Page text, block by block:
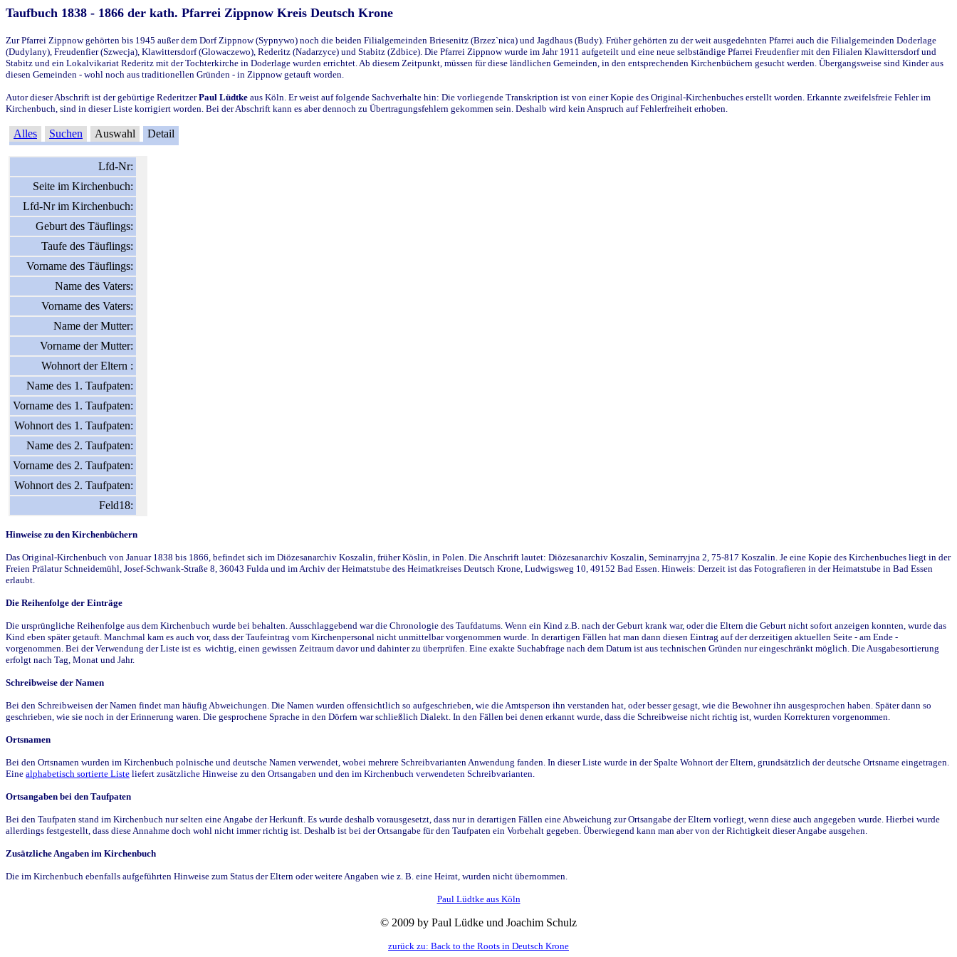
Taufbuch 1838 - 1866 der kath. Pfarrei Zippnow Kreis Deutsch Krone
Zur Pfarrei Zippnow gehörten bis 1945 außer dem Dorf Zippnow (Sypnywo) noch die beiden Filialgemeinden Briesenitz (Brzez`nica) und Jagdhaus (Budy). Früher gehörten zu der weit ausgedehnten Pfarrei auch die Filialgemeinden Doderlage
(Dudylany), Freudenfier (Szwecja), Klawittersdorf (Glowaczewo), Rederitz (Nadarzyce) und Stabitz (Zdbice). Die Pfarrei Zippnow wurde im Jahr 1911 aufgeteilt und eine neue selbständige Pfarrei Freudenfier mit den Filialen Klawittersdorf und
Stabitz und ein Lokalvikariat Rederitz mit der Tochterkirche in Doderlage wurden errichtet. Ab diesem Zeitpunkt, müssen für diese ländlichen Gemeinden, in den entsprechenden Kirchenbüchern gesucht werden. Übergangsweise sind Kinder aus
diesen Gemeinden - wohl noch aus traditionellen Gründen - in Zippnow getauft worden.
Autor dieser Abschrift ist der gebürtige RederitzerPaul Lüdtke aus Köln. Er weist auf folgende Sachverhalte hin: Die vorliegende Transkription ist von einer Kopie des Original-Kirchenbuches erstellt worden. Erkannte zweifelsfreie Fehler im
Kirchenbuch, sind in dieser Liste korrigiert worden. Bei der Abschrift kann es aber dennoch zu Übertragungsfehlern gekommen sein. Deshalb wird kein Anspruch auf Fehlerfreiheit erhoben.
Alles Suchen Auswahl Detail
Lfd-Nr:
Seite im Kirchenbuch:
Lfd-Nr im Kirchenbuch:
Geburt des Täuflings:
Taufe des Täuflings:
Vorname des Täuflings:
Name des Vaters:
Vorname des Vaters:
Name der Mutter:
Vorname der Mutter:
Wohnort der Eltern :
Name des 1. Taufpaten:
Vorname des 1. Taufpaten:
Wohnort des 1. Taufpaten:
Name des 2. Taufpaten:
Vorname des 2. Taufpaten:
Wohnort des 2. Taufpaten:
Feld18:
Hinweise zu den Kirchenbüchern
Das Original-Kirchenbuch von Januar 1838 bis 1866, befindet sich im Diözesanarchiv Koszalin, früher Köslin, in Polen. Die Anschrift lautet: Diözesanarchiv Koszalin, Seminarryjna 2, 75-817 Koszalin. Je eine Kopie des Kirchenbuches liegt in der
Freien Prälatur Schneidemühl, Josef-Schwank-Straße 8, 36043 Fulda und im Archiv der Heimatstube des Heimatkreises Deutsch Krone, Ludwigsweg 10, 49152 Bad Essen. Hinweis: Derzeit ist das Fotografieren in der Heimatstube in Bad Essen
erlaubt.
Die Reihenfolge der Einträge
Die ursprüngliche Reihenfolge aus dem Kirchenbuch wurde bei behalten. Ausschlaggebend war die Chronologie des Taufdatums. Wenn ein Kind z.B. nach der Geburt krank war, oder die Eltern die Geburt nicht sofort anzeigen konnten, wurde das
Kind eben später getauft. Manchmal kam es auch vor, dass der Taufeintrag vom Kirchenpersonal nicht unmittelbar vorgenommen wurde. In derartigen Fällen hat man dann diesen Eintrag auf der derzeitigen aktuellen Seite - am Ende -
vorgenommen. Bei der Verwendung der Liste ist es wichtig, einen gewissen Zeitraum davor und dahinter zu überprüfen. Eine exakte Suchabfrage nach dem Datum ist aus technischen Gründen nur eingeschränkt möglich. Die Ausgabesortierung
erfolgt nach Tag, Monat und Jahr.
Schreibweise der Namen
Bei den Schreibweisen der Namen findet man häufig Abweichungen. Die Namen wurden offensichtlich so aufgeschrieben, wie die Amtsperson ihn verstanden hat, oder besser gesagt, wie die Bewohner ihn ausgesprochen haben. Später dann so
geschrieben, wie sie noch in der Erinnerung waren. Die gesprochene Sprache in den Dörfern war schließlich Dialekt. In den Fällen bei denen erkannt wurde, dass die Schreibweise nicht richtig ist, wurden Korrekturen vorgenommen.
Ortsnamen
Bei den Ortsnamen wurden im Kirchenbuch polnische und deutsche Namen verwendet, wobei mehrere Schreibvarianten Anwendung fanden. In dieser Liste wurde in der Spalte Wohnort der Eltern, grundsätzlich der deutsche Ortsname eingetragen.
Eine alphabetisch sortierte Liste liefert zusätzliche Hinweise zu den Ortsangaben und den im Kirchenbuch verwendeten Schreibvarianten.
Ortsangaben bei den Taufpaten
Bei den Taufpaten stand im Kirchenbuch nur selten eine Angabe der Herkunft. Es wurde deshalb vorausgesetzt, dass nur in derartigen Fällen eine Abweichung zur Ortsangabe der Eltern vorliegt, wenn diese auch angegeben wurde. Hierbei wurde
allerdings festgestellt, dass diese Annahme doch wohl nicht immer richtig ist. Deshalb ist bei der Ortsangabe für den Taufpaten ein Vorbehalt gegeben. Überwiegend kann man aber von der Richtigkeit dieser Angabe ausgehen.
Zusätzliche Angaben im Kirchenbuch
Die im Kirchenbuch ebenfalls aufgeführten Hinweise zum Status der Eltern oder weitere Angaben wie z. B. eine Heirat, wurden nicht übernommen.
Paul Lüdtke aus Köln
© 2009 by Paul Lüdke und Joachim Schulz
zurück zu: Back to the Roots in Deutsch Krone